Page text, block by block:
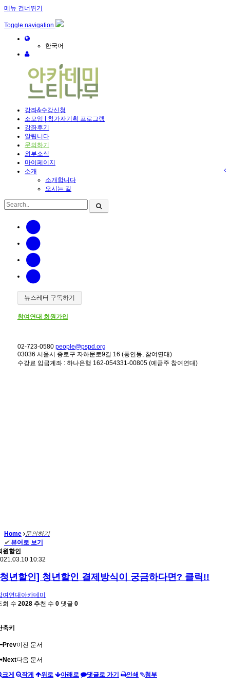
메뉴 건너뛰기
Toggle navigation
한국어
강좌&수강신청
소모임 | 참가자기획 프로그램
강좌후기
알립니다
문의하기
외부소식
마이페이지
소개
소개합니다
오시는 길
뉴스레터 구독하기
참여연대 회원가입
02-723-0580 people@pspd.org
03036 서울시 종로구 자하문로9길 16 (통인동, 참여연대)
수강료 입금계좌 : 하나은행 162-054331-00805 (예금주 참여연대)
Home 문의하기
✔ 뷰어로 보기
원할인
10:32
년할인] 청년할인 결제방식이 궁금하다면? 클릭!!
여연대아카데미
회 수 2028 추천 수 0 댓글 0
축키
Prev이전 문서
Next다음 문서
크게 작게 위로 아래로 댓글로 가기 인쇄 첨부